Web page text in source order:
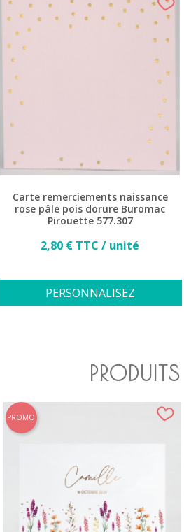
Carte remerciements naissance
rose pâle pois dorure Buromac
Pirouette 577.307
Prix
2,80 € TTC / unité
PERSONNALISEZ
PROMO